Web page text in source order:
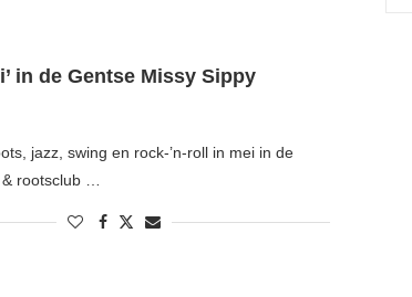
in de Gentse Missy Sippy
jazz, swing en rock-’n-roll in mei in de
rootsclub …